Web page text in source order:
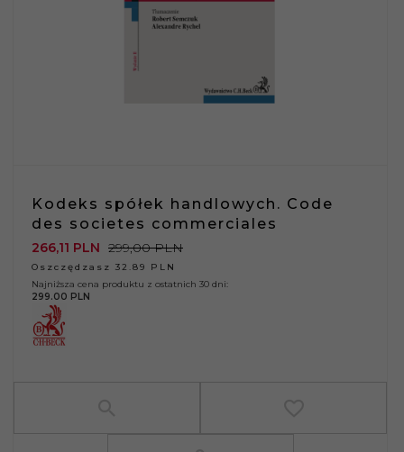
Kodeks spółek handlowych. Code
des societes commerciales
266,11 PLN 299,00 PLN
Oszczędzasz 32.89 PLN
Najniższa cena produktu z ostatnich 30 dni:
299.00 PLN